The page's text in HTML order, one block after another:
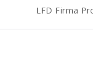
LFD Firma